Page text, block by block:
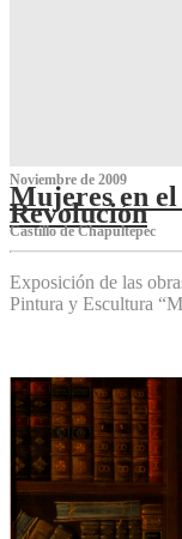
Noviembre de 2009
Mujeres en
Revolución
Castillo de Chapultepec
Exposición de las
Pintura y Escultura